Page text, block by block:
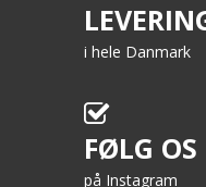
i hele Danmark
FØLG OS
på Instagram